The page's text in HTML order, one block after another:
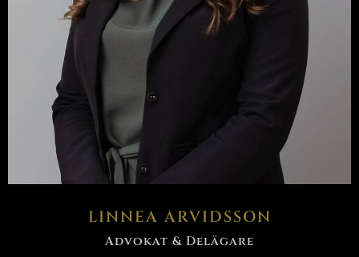
LINNEA ARVIDSSON
Advokat & Delägare